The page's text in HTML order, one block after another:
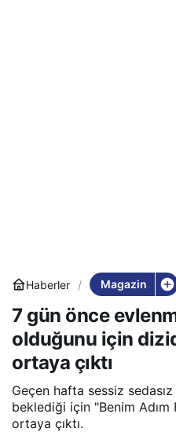
Haberler Magazin
7 gün önce
olduğunu için
ortaya çıktı
Geçen hafta sessiz
beklediği için "Benim Adım
ortaya çıktı.